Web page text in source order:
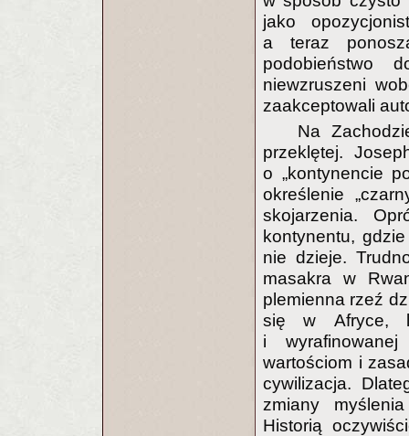
jako
a teraz
podobieństwo
niewzruszeni
zaakceptowali
Na
przeklętej.
o „kontynencie
określenie
skojarzenia.
kontynentu,
nie dzieje.
masakra w
plemienna rzeź
się w Afryce,
i
wartościom i
cywilizacja.
zmiany
Historią